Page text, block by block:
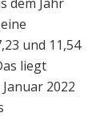
und 11,54
liegt
2022